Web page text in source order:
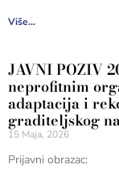
Više...
JAVNI POZIV
neprofitnim
adaptacija i
graditeljskog
15 Maja, 2026
Prijavni obrazac: